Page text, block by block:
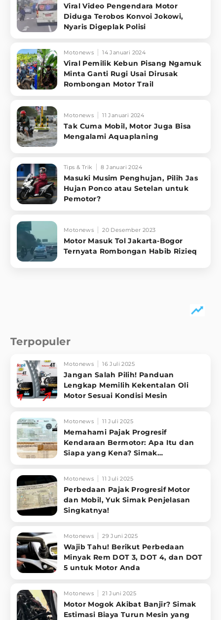
Viral Video Pengendara Motor
Diduga Terobos Konvoi Jokowi,
Nyaris Digeplak Polisi
Motonews 14 Januari 2024
Viral Pemilik Kebun Pisang Ngamuk
Minta Ganti Rugi Usai Dirusak
Rombongan Motor Trail
Motonews 11 Januari 2024
Tak Cuma Mobil, Motor Juga Bisa
Mengalami Aquaplaning
Tips & Trik 8 Januari 2024
Masuki Musim Penghujan, Pilih Jas
Hujan Ponco atau Setelan untuk
Pemotor?
Motonews 20 Desember 2023
Motor Masuk Tol Jakarta-Bogor
Ternyata Rombongan Habib Rizieq
Terpopuler
Motonews 16 Juli 2025
Jangan Salah Pilih! Panduan
Lengkap Memilih Kekentalan Oli
Motor Sesuai Kondisi Mesin
Motonews 11 Juli 2025
Memahami Pajak Progresif
Kendaraan Bermotor: Apa Itu dan
Siapa yang Kena? Simak
Motonews 11 Juli 2025
Perbedaan Pajak Progresif Motor
dan Mobil, Yuk Simak Penjelasan
Singkatnya!
Motonews 29 Juni 2025
Wajib Tahu! Berikut Perbedaan
Minyak Rem DOT 3, DOT 4, dan DOT
5 untuk Motor Anda
Motonews 21 Juni 2025
Motor Mogok Akibat Banjir? Simak
Estimasi Biaya Turun Mesin yang